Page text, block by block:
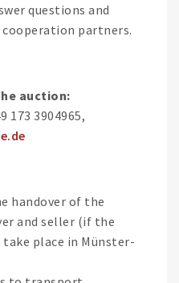
questions and
partners.
auction:
173 3904965,
handover of the
and seller (if the
place in Münster-